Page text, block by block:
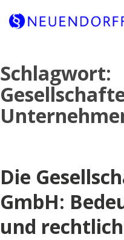
to
content
Schlagwort:
Die
GmbH:
und